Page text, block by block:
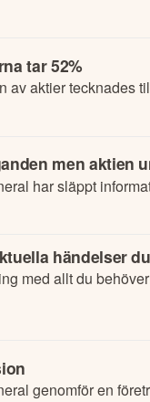
tar 52%
av aktier tecknades
men aktien
har släppt
händelser
med allt du
genomför en